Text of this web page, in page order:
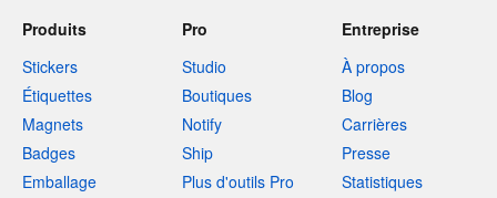
Produits
Stickers
Étiquettes
Magnets
Badges
Emballage
Pro
Studio
Boutiques
Notify
Ship
Plus d'outils Pro
Entreprise
À propos
Blog
Carrières
Presse
Statistiques